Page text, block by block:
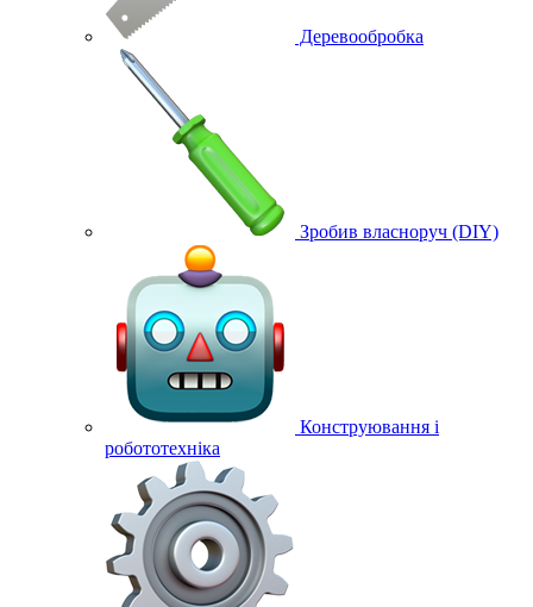
Деревообробка
Зробив власноруч (DIY)
Конструювання і
робототехніка